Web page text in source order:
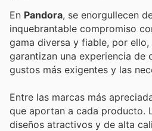
En Pandora, se enorgullecen
inquebrantable compromiso
gama diversa y fiable, por
garantizan una experiencia de
gustos más exigentes y las
Entre las marcas más
que aportan a cada producto.
diseños atractivos y de alta